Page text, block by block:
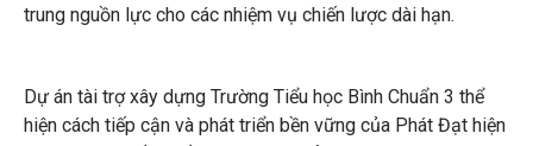
trung nguồn lực cho các nhiệm vụ chiến lược dài hạn.
Dự án tài trợ xây dựng Trường Tiểu học Bình Chuẩn 3 thể
hiện cách tiếp cận và phát triển bền vững của Phát Đạt hiện